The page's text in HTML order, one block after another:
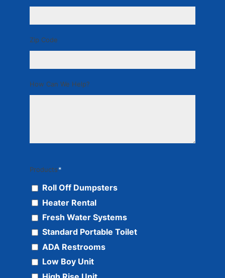
Zip Code
How Can We Help?
Products*
Roll Off Dumpsters
Heater Rental
Fresh Water Systems
Standard Portable Toilet
ADA Restrooms
Low Boy Unit